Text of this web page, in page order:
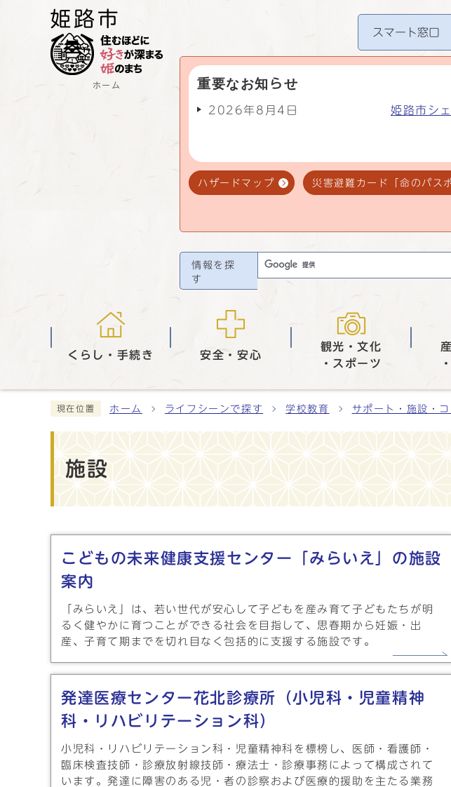
ホーム
スマート窓口
重要なお知らせ
2026年8月4日 姫路市シ
ハザードマップ 災害避難カード「命のパス
情報を探
す
くらし・手続き 安全・安心
観光・文化
・スポーツ
現在位置 ホーム ライフシーンで探す 学校教育 サポート・施設・コ
施設
こどもの未来健康支援センター「みらいえ」の施設
案内
「みらいえ」は、若い世代が安心して子どもを産み育て子どもたちが明
るく健やかに育つことができる社会を目指して、思春期から妊娠・出
産、子育て期までを切れ目なく包括的に支援する施設です。
発達医療センター花北診療所（小児科・児童精神
科・リハビリテーション科）
小児科・リハビリテーション科・児童精神科を標榜し、医師・看護師・
臨床検査技師・診療放射線技師・療法士・診療事務によって構成されて
います。発達に障害のある児・者の診察および医療的援助を主たる業務